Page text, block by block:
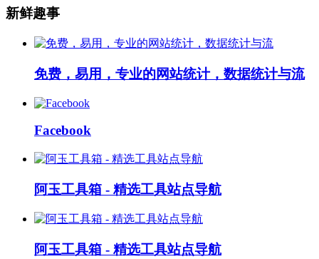
新鲜趣事
免费，易用，专业的网站统计，数据统计与流
Facebook
阿玉工具箱 - 精选工具站点导航
阿玉工具箱 - 精选工具站点导航